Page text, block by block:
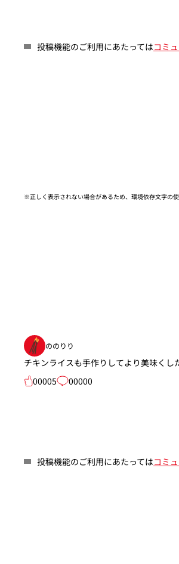
投稿機能のご利用にあたってはコミ
※正しく表示されない場合があるため、環境依存文字の使
ののりり
チキンライスも手作りしてより美味くし
00005
00000
投稿機能のご利用にあたってはコミ